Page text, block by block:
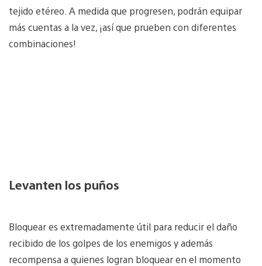
tejido etéreo. A medida que progresen, podrán equipar
más cuentas a la vez, ¡así que prueben con diferentes
combinaciones!
Levanten los puños
Bloquear es extremadamente útil para reducir el daño
recibido de los golpes de los enemigos y además
recompensa a quienes logran bloquear en el momento